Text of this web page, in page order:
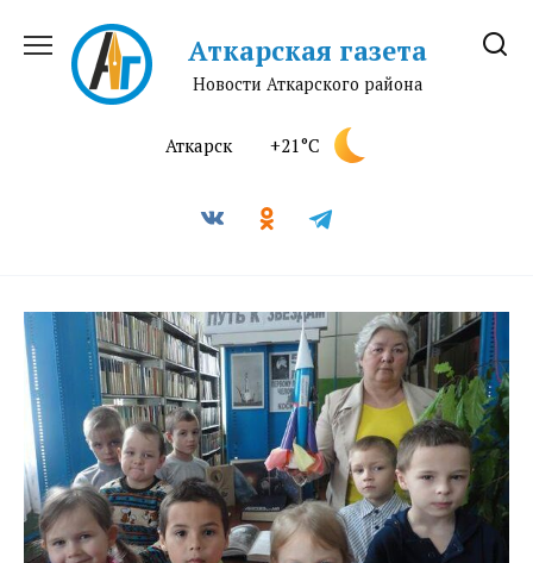
содержанию
Аткарская газета
Новости Аткарского района
Аткарск +21°C